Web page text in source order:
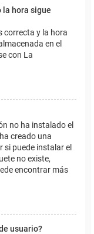
la hora sigue
correcta y la hora
en el
con La
no ha instalado el
creado una
puede instalar el
no existe,
encontrar más
usuario?